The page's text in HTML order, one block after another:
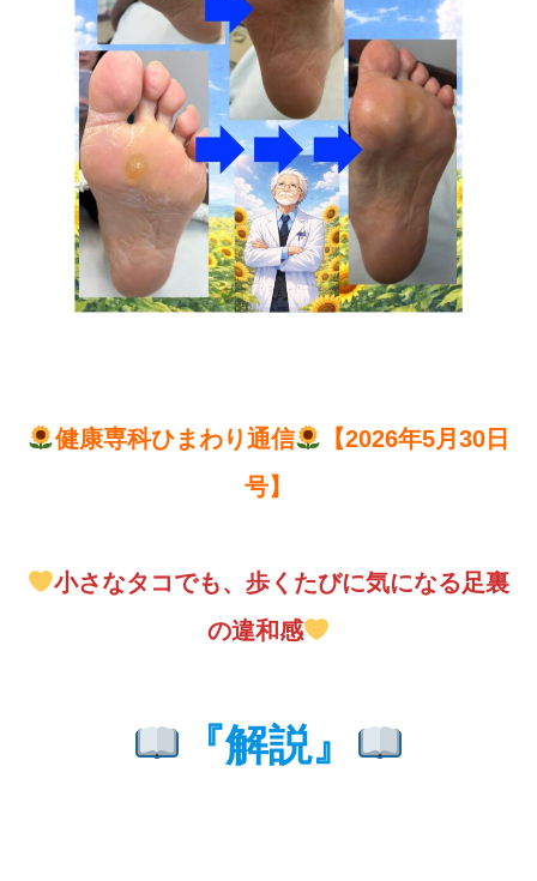
健康専科ひまわり通信
【2026年5月30日
号】
小さなタコでも、歩くたびに気になる足裏
の違和感
『解説』